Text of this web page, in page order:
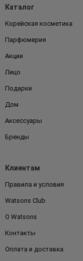
Каталог
Корейская косметика
Парфюмерия
Акции
Лицо
Подарки
Дом
Аксессуары
Бренды
Клиентам
Правила и условия
Watsons Club
О Watsons
Контакты
Оплата и доставка